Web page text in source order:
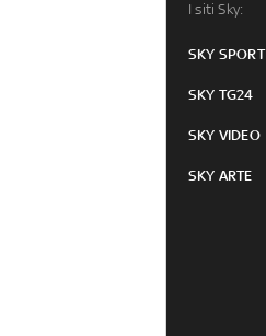
I siti Sky:
SKY SPORT
SKY TG24
SKY VIDEO
SKY ARTE